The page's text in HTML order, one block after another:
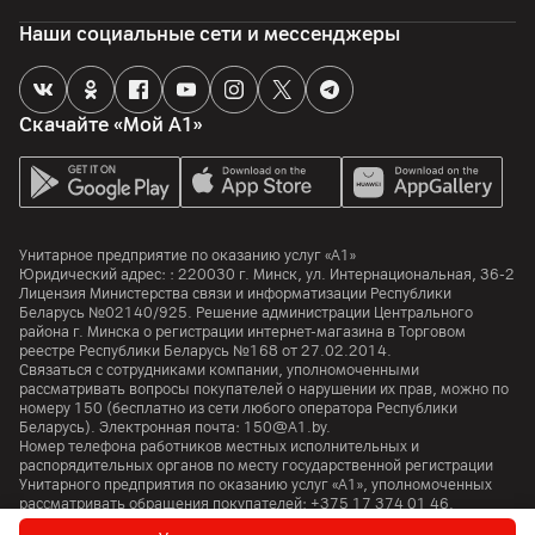
Импортер
Унитарное предприятие "Торговый дом АТЛАНТ", 220035, г.
Минск, ул. Тимирязева 15 1 каб. 9, ООО "Электросервис и
Ко", г. Минск, ул. Чернышевского, 10А, ком. 412А3
Производитель
ЗАО Атлант, 220035 Беларусь , Минск , пр. Победителей дом
61
комплектные аксессуары, основное устройство,
комплектная документация
Страна производитель
Беларусь
Скачайте «Мой А1»
Наши социальные сети и мессенджеры
Унитарное предприятие по оказанию услуг «А1»
Юридический адрес: : 220030 г. Минск, ул. Интернациональная, 36-2
Лицензия Министерства связи и информатизации Республики
Беларусь №02140/925. Решение администрации Центрального
района г. Минска о регистрации интернет-магазина в Торговом
реестре Республики Беларусь №168 от 27.02.2014.
Связаться с сотрудниками компании, уполномоченными
рассматривать вопросы покупателей о нарушении их прав, можно по
номеру 150 (бесплатно из сети любого оператора Республики
Беларусь). Электронная почта: 150@A1.by.
Номер телефона работников местных исполнительных и
распорядительных органов по месту государственной регистрации
Унитарного предприятия по оказанию услуг «А1», уполномоченных
рассматривать обращения покупателей: +375 17 374 01 46.